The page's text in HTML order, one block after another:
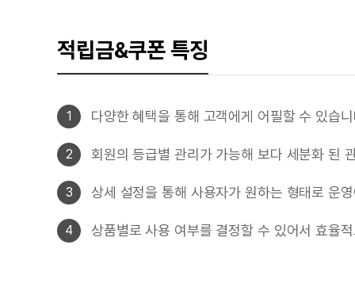
적립금&쿠폰 특징
1 다양한 혜택을 통해 고객에게 어필할 수 있습
2 회원의 등급별 관리가 가능해 보다 세분화 된
3 상세 설정을 통해 사용자가 원하는 형태로 운
4 상품별로 사용 여부를 결정할 수 있어서 효율